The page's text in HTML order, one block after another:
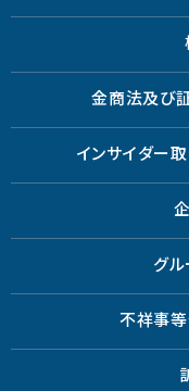
金商法及び
インサイダー
グ
不祥事